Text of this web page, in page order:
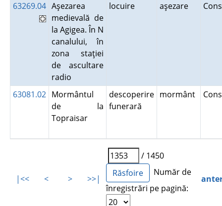
63269.04 Aşezarea
medievală de
la Agigea. În N
canalului, în
zona staţiei
de ascultare
radio
locuire aşezare
63081.02 Mormântul
de la
Topraisar
descoperire
funerară
mormânt
|<< < > >>|
/ 1450
Număr de
înregistrări pe pagină: